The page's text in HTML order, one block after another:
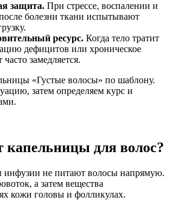
защита. При стрессе, воспалении и
болезни ткани испытывают
ресурс. Когда тело тратит
дефицитов или хроническое
замедляется.
«Густые волосы» по шаблону.
затем определяем курс и
капельницы для волос?
не питают волосы напрямую.
а затем вещества
кожи головы и фолликулах.